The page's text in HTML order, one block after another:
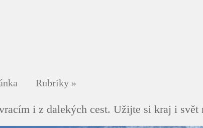
Rubriky »
i z dalekých cest. Užijte si kraj i svět